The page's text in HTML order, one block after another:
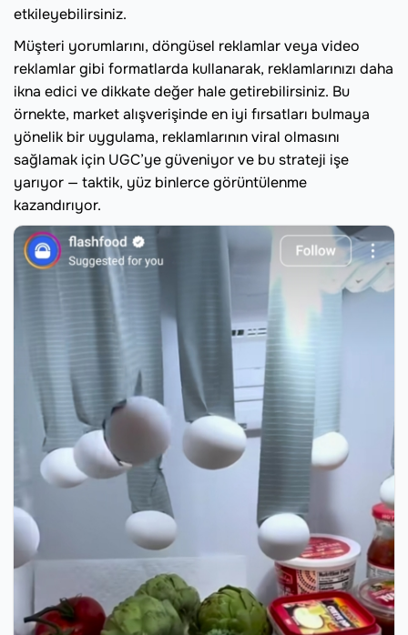
etkileyebilirsiniz.
Müşteri yorumlarını, döngüsel reklamlar veya video
reklamlar gibi formatlarda kullanarak, reklamlarınızı daha
ikna edici ve dikkate değer hale getirebilirsiniz. Bu
örnekte, market alışverişinde en iyi fırsatları bulmaya
yönelik bir uygulama, reklamlarının viral olmasını
sağlamak için UGC’ye güveniyor ve bu strateji işe
yarıyor — taktik, yüz binlerce görüntülenme
kazandırıyor.